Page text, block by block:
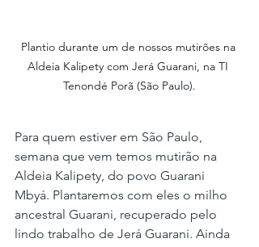
Plantio durante um de nossos mutirões na
Aldeia Kalipety com Jerá Guarani, na TI
Tenondé Porã (São Paulo).
Para quem estiver em São Paulo,
semana que vem temos mutirão na
Aldeia Kalipety, do povo Guarani
Mbyá. Plantaremos com eles o milho
ancestral Guarani, recuperado pelo
lindo trabalho de Jerá Guarani. Ainda